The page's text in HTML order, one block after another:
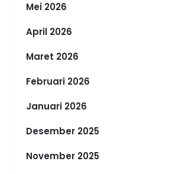
Mei 2026
April 2026
Maret 2026
Februari 2026
Januari 2026
Desember 2025
November 2025